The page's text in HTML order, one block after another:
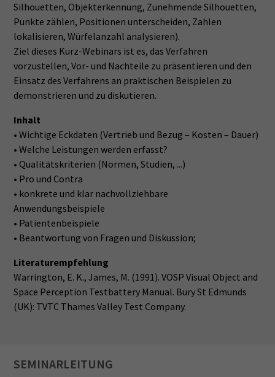
Silhouetten, Objekterkennung, Zunehmende Silhouetten,
Punkte zählen, Positionen unterscheiden, Zahlen
lokalisieren, Würfelanzahl analysieren).
Ziel dieses Kurz-Webinars ist es, das Verfahren
vorzustellen, Vor- und Nachteile zu präsentieren und den
Einsatz des Verfahrens an praktischen Beispielen zu
demonstrieren und zu diskutieren.
Inhalt
• Wichtige Eckdaten (Vertrieb und Bezug – Kosten – Dauer)
• Welche Leistungen werden erfasst?
• Qualitätskriterien (Normen, Studien, ...)
• Pro und Contra
• konkrete und klar nachvollziehbare
Anwendungsbeispiele
• Patientenbeispiele
• Beantwortung von Fragen und Diskussion;
Literaturempfehlung
Warrington, E. K., James, M. (1991). VOSP Visual Object and
Space Perception Testbattery Manual. Bury St Edmunds
(UK): TVTC Thames Valley Test Company.
SEMINARLEITUNG